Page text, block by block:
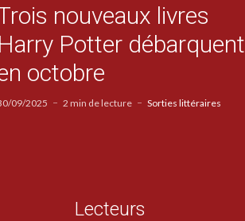
nouveaux livres
Potter débarquent
octobre
09/2025 2 min de lecture Sorties littéraires
Lecteurs